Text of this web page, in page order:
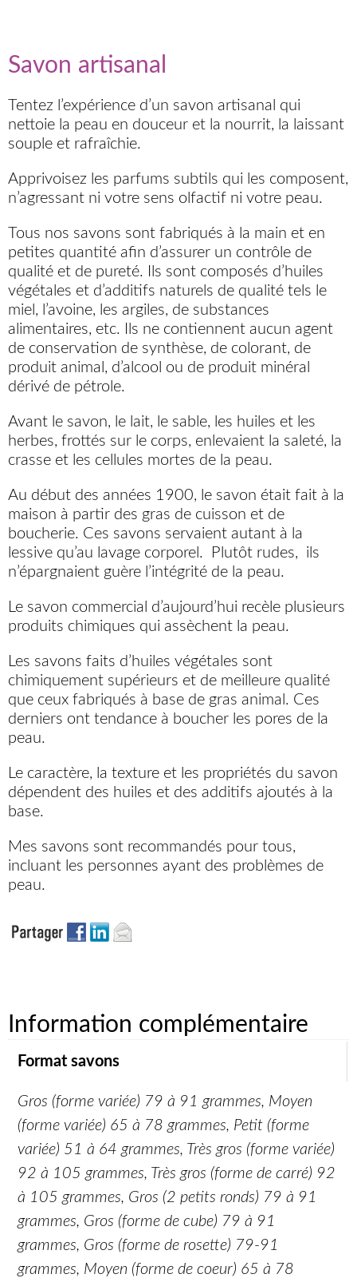
Savon artisanal
Tentez l’expérience d’un savon artisanal qui
nettoie la peau en douceur et la nourrit, la laissant
souple et rafraîchie.
Apprivoisez les parfums subtils qui les composent,
n’agressant ni votre sens olfactif ni votre peau.
Tous nos savons sont fabriqués à la main et en
petites quantité afin d’assurer un contrôle de
qualité et de pureté. Ils sont composés d’huiles
végétales et d’additifs naturels de qualité tels le
miel, l’avoine, les argiles, de substances
alimentaires, etc. Ils ne contiennent aucun agent
de conservation de synthèse, de colorant, de
produit animal, d’alcool ou de produit minéral
dérivé de pétrole.
Avant le savon, le lait, le sable, les huiles et les
herbes, frottés sur le corps, enlevaient la saleté, la
crasse et les cellules mortes de la peau.
Au début des années 1900, le savon était fait à la
maison à partir des gras de cuisson et de
boucherie. Ces savons servaient autant à la
lessive qu’au lavage corporel. Plutôt rudes, ils
n’épargnaient guère l’intégrité de la peau.
Le savon commercial d’aujourd’hui recèle plusieurs
produits chimiques qui assèchent la peau.
Les savons faits d’huiles végétales sont
chimiquement supérieurs et de meilleure qualité
que ceux fabriqués à base de gras animal. Ces
derniers ont tendance à boucher les pores de la
peau.
Le caractère, la texture et les propriétés du savon
dépendent des huiles et des additifs ajoutés à la
base.
Mes savons sont recommandés pour tous,
incluant les personnes ayant des problèmes de
peau.
Information complémentaire
Format savons
Gros (forme variée) 79 à 91 grammes, Moyen
(forme variée) 65 à 78 grammes, Petit (forme
variée) 51 à 64 grammes, Très gros (forme variée)
92 à 105 grammes, Très gros (forme de carré) 92
à 105 grammes, Gros (2 petits ronds) 79 à 91
grammes, Gros (forme de cube) 79 à 91
grammes, Gros (forme de rosette) 79-91
grammes, Moyen (forme de coeur) 65 à 78